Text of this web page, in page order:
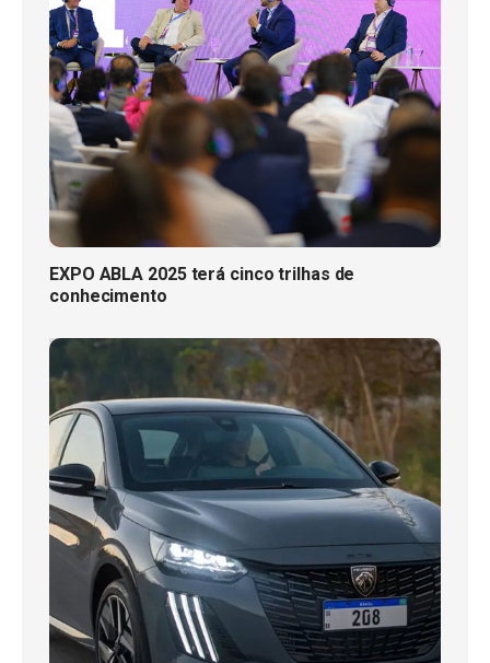
EXPO ABLA 2025 terá cinco trilhas de
conhecimento